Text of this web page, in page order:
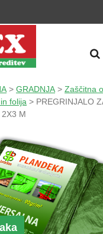
HLAJENJE
> GRADNJA > Zaščitna
folija > PREGRINJALO
M